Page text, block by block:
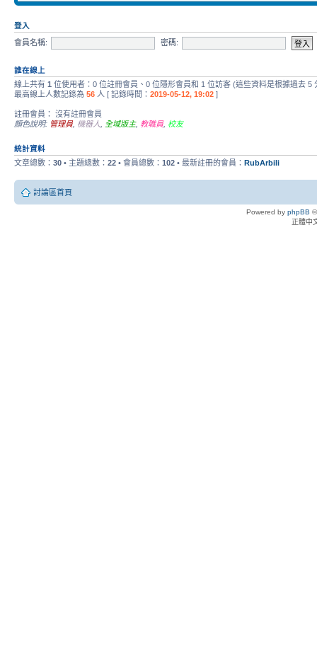
登入
會員名稱:
密碼:
誰在線上
線上共有 1 位使用者：0 位註冊會員、0 位隱形會員和 1 位訪客 (這些資料是根據過去 5
最高線上人數記錄為 56 人 [ 記錄時間： 2019-05-12, 19:02 ]
註冊會員： 沒有註冊會員
顏色說明: 管理員 機器人 全域版主, 教職員 校友
統計資料
文章總數： 30 • 主題總數： 22 • 會員總數： 102 • 最新註冊的會員： RubArbili
討論區首頁
Powered by phpBB
正體中